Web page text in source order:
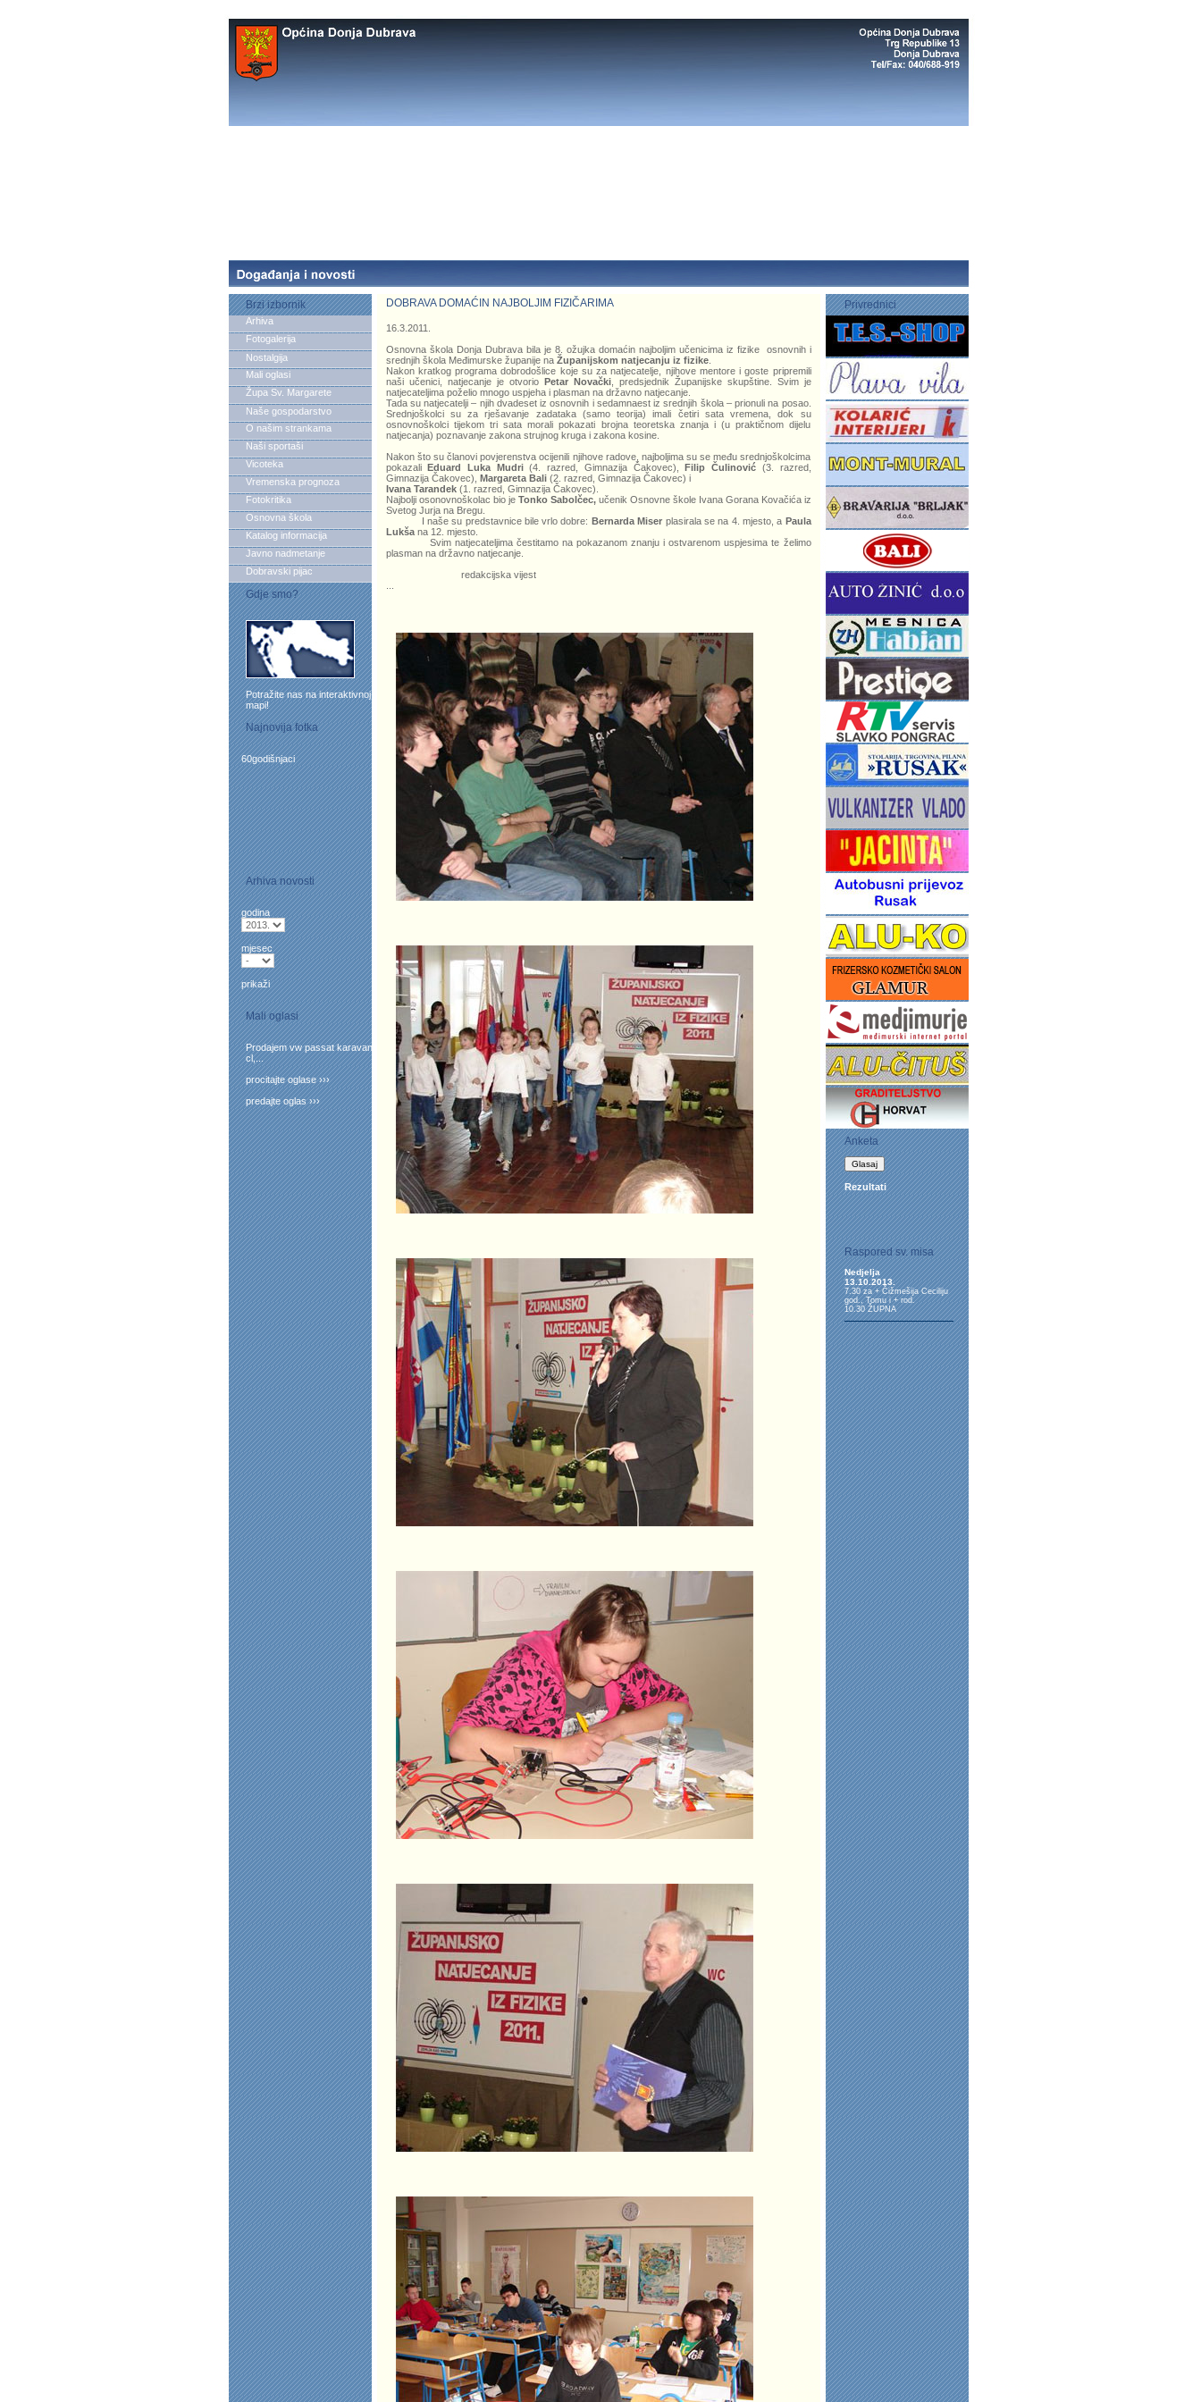
Brzi izbornik
Arhiva
Fotogalerija
Nostalgija
Mali oglasi
Župa Sv. Margarete
Naše gospodarstvo
O našim strankama
Naši sportaši
Vicoteka
Vremenska prognoza
Fotokritika
Osnovna škola
Katalog informacija
Javno nadmetanje
Dobravski pijac
Gdje smo?
Potražite nas na interaktivnoj
mapi!
Najnovija fotka
60godišnjaci
Arhiva novosti
godina
mjesec
prikaži
Mali oglasi
Prodajem vw passat karavan
cl,...
procitajte oglase ›››
predajte oglas ›››
DOBRAVA DOMAĆIN NAJBOLJIM FIZIČARIMA
16.3.2011.
Osnovna škola Donja Dubrava bila je 8. ožujka domaćin najboljim učenicima iz fizike osnovnih i
srednjih škola Međimurske županije na Županijskom natjecanju iz fizike.
Nakon kratkog programa dobrodošlice koje su za natjecatelje, njihove mentore i goste pripremili
naši učenici, natjecanje je otvorio Petar Novački, predsjednik Županijske skupštine. Svim je
natjecateljima poželio mnogo uspjeha i plasman na državno natjecanje.
Tada su natjecatelji – njih dvadeset iz osnovnih i sedamnaest iz srednjih škola – prionuli na posao.
Srednjoškolci su za rješavanje zadataka (samo teorija) imali četiri sata vremena, dok su
osnovnoškolci tijekom tri sata morali pokazati brojna teoretska znanja i (u praktičnom dijelu
natjecanja) poznavanje zakona strujnog kruga i zakona kosine.
Nakon što su članovi povjerenstva ocijenili njihove radove, najboljima su se među srednjoškolcima
pokazaliEduard Luka Mudri(4. razred, Gimnazija Čakovec),Filip Čulinović (3. razred,
Gimnazija Čakovec), Margareta Bali(2. razred, Gimnazija Čakovec) i
Ivana Tarandek(1. razred, Gimnazija Čakovec).
Najbolji osonovnoškolac bio je Tonko Sabolčec, učenik Osnovne škole Ivana Gorana Kovačića iz
Svetog Jurja na Bregu.
I naše su predstavnice bile vrlo dobre: Bernarda Miser plasirala se na 4. mjesto, a Paula
Lukšana 12. mjesto.
Svim natjecateljima čestitamo na pokazanom znanju i ostvarenom uspjesima te želimo
plasman na državno natjecanje.
redakcijska vijest
Privrednici
Anketa
Rezultati
Raspored sv. misa
Nedjelja
13.10.2013.
7.30 za + Čižmešija Ceciliju
god., Tomu i + rod.
10.30 ŽUPNA